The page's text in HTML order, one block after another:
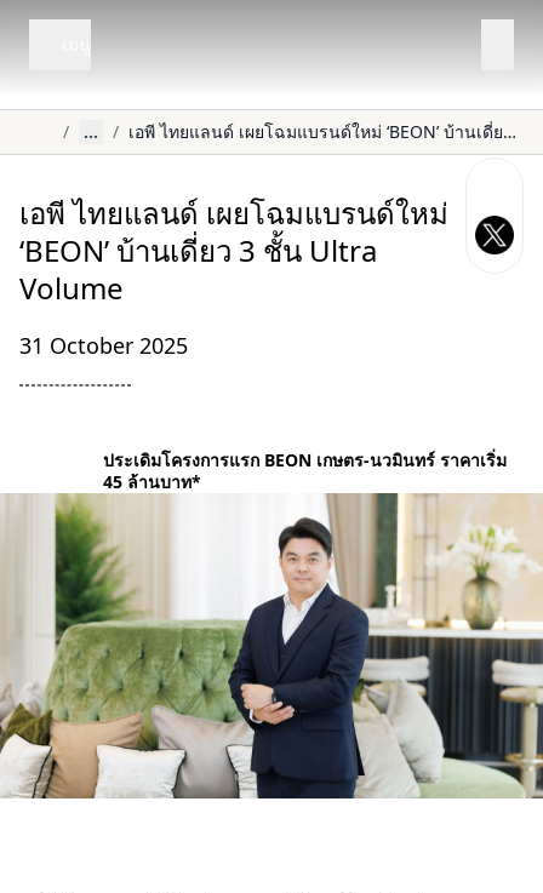
/ ... / เอพี ไทยแลนด์ เผยโฉมแบรนด์ใหม่ ‘BEON’ บ้านเดี่ยว 3 ชั้น Ultra Volume
เอพี ไทยแลนด์ เผยโฉมแบรนด์ใหม่
‘BEON’ บ้านเดี่ยว 3 ชั้น Ultra
Volume
31 October 2025
ประเดิมโครงการแรก BEON เกษตร-นวมินทร์ ราคาเริ่ม
45 ล้านบาท*